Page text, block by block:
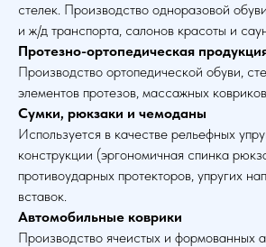
стелек. Производство одноразовой
и ж/д транспорта, салонов красоты и
Протезно-ортопедическая
Производство ортопедической обуви,
элементов протезов, массажных
Сумки, рюкзаки и чемоданы
Используется в качестве рельефных
конструкции (эргономичная спинка
противоударных протекторов, упругих
вставок.
Автомобильные коврики
Производство ячеистых и формованных